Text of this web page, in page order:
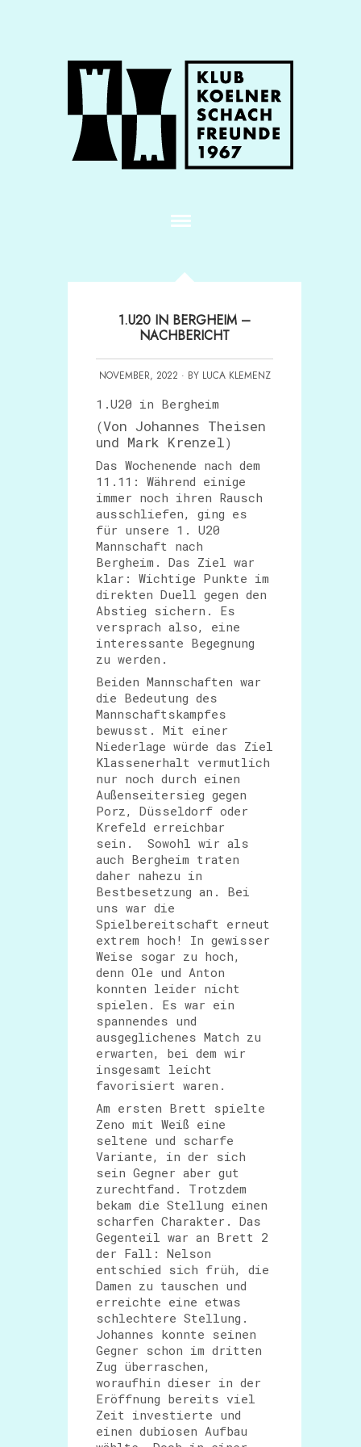
1.U20 IN BERGHEIM –
NACHBERICHT
NOVEMBER, 2022 · BY LUCA KLEMENZ
1.U20 in Bergheim
(Von Johannes Theisen
und Mark Krenzel)
Das Wochenende nach dem
11.11: Während einige
immer noch ihren Rausch
ausschliefen, ging es
für unsere 1. U20
Mannschaft nach
Bergheim. Das Ziel war
klar: Wichtige Punkte im
direkten Duell gegen den
Abstieg sichern. Es
versprach also, eine
interessante Begegnung
zu werden.
Beiden Mannschaften war
die Bedeutung des
Mannschaftskampfes
bewusst. Mit einer
Niederlage würde das Ziel
Klassenerhalt vermutlich
nur noch durch einen
Außenseitersieg gegen
Porz, Düsseldorf oder
Krefeld erreichbar
sein. Sowohl wir als
auch Bergheim traten
daher nahezu in
Bestbesetzung an. Bei
uns war die
Spielbereitschaft erneut
extrem hoch! In gewisser
Weise sogar zu hoch,
denn Ole und Anton
konnten leider nicht
spielen. Es war ein
spannendes und
ausgeglichenes Match zu
erwarten, bei dem wir
insgesamt leicht
favorisiert waren.
Am ersten Brett spielte
Zeno mit Weiß eine
seltene und scharfe
Variante, in der sich
sein Gegner aber gut
zurechtfand. Trotzdem
bekam die Stellung einen
scharfen Charakter. Das
Gegenteil war an Brett 2
der Fall: Nelson
entschied sich früh, die
Damen zu tauschen und
erreichte eine etwas
schlechtere Stellung.
Johannes konnte seinen
Gegner schon im dritten
Zug überraschen,
woraufhin dieser in der
Eröffnung bereits viel
Zeit investierte und
einen dubiosen Aufbau